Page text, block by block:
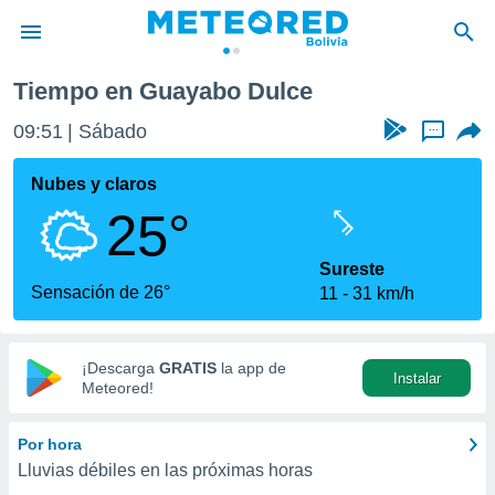
de
ha
calidad.
a este
las
y
digital
basada
Tiempo en Guayabo Dulce
09:51 Sábado ...
Nubes y claros
25°
Sensación de 26°
Sureste
11
31 km/h
¡Descarga GRATIS la app de
Meteored!
Instalar
Por hora
Lluvias débiles en las próximas horas